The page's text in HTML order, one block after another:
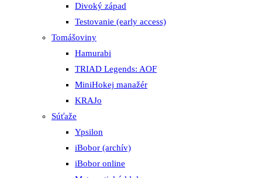
Divoký západ
Testovanie (early access)
Tomášoviny
Hamurabi
TRIAD Legends: AOF
MiniHokej manažér
KRAJo
Súťaže
Ypsilon
iBobor (archív)
iBobor online